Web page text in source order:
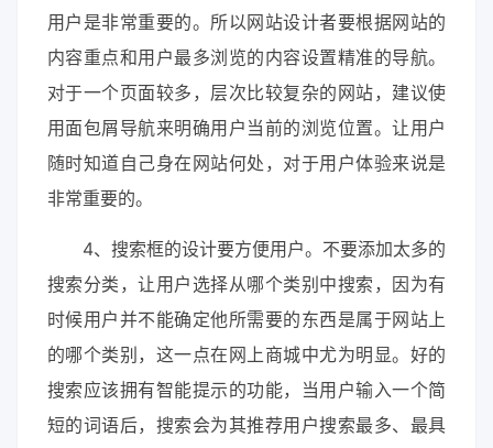
用户是非常重要的。所以网站设计者要根据网站的
内容重点和用户最多浏览的内容设置精准的导航。
对于一个页面较多，层次比较复杂的网站，建议使
用面包屑导航来明确用户当前的浏览位置。让用户
随时知道自己身在网站何处，对于用户体验来说是
非常重要的。
4、搜索框的设计要方便用户。不要添加太多的
搜索分类，让用户选择从哪个类别中搜索，因为有
时候用户并不能确定他所需要的东西是属于网站上
的哪个类别，这一点在网上商城中尤为明显。好的
搜索应该拥有智能提示的功能，当用户输入一个简
短的词语后，搜索会为其推荐用户搜索最多、最具